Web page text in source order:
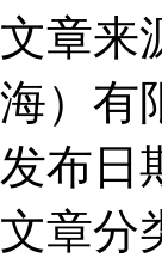
文章来
海）有
发布日
文章分